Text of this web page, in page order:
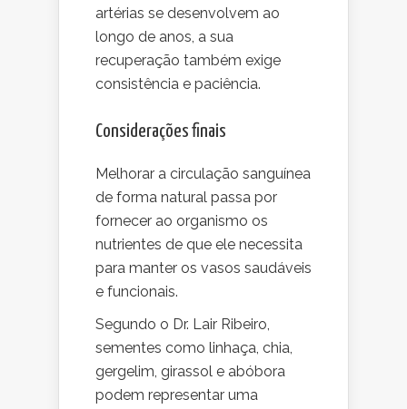
artérias se desenvolvem ao
longo de anos, a sua
recuperação também exige
consistência e paciência.
Considerações finais
Melhorar a circulação sanguínea
de forma natural passa por
fornecer ao organismo os
nutrientes de que ele necessita
para manter os vasos saudáveis
e funcionais.
Segundo o Dr. Lair Ribeiro,
sementes como linhaça, chia,
gergelim, girassol e abóbora
podem representar uma